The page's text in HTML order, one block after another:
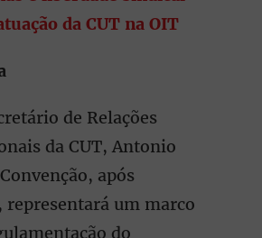
da CUT na OIT
de Relações
da CUT, Antonio
após
representará um marco
do